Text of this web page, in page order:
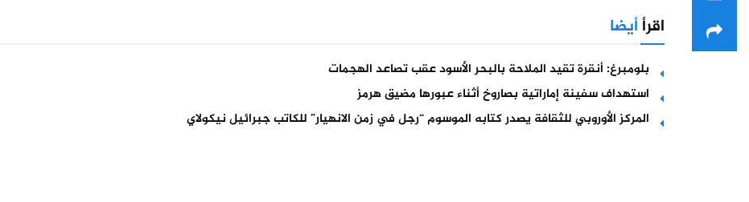
اقرأأيضا
بلومبرغ: أنقرة تقيد الملاحة بالبحر الأسود عقب تصاعد الهجمات
استهداف سفينة إماراتية بصاروخ أثناء عبورها مضيق هرمز
المركز الأوروبي للثقافة يصدر كتابه الموسوم “رجل في زمن الانهيار” للكاتب جبرائيل نيكولاي